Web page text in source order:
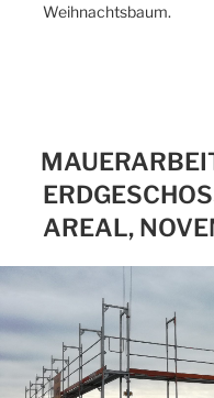
Weihnachtsbaum.
AREAL,